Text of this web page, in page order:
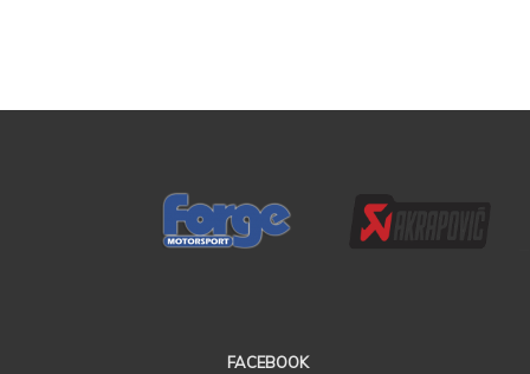
FACEBOOK